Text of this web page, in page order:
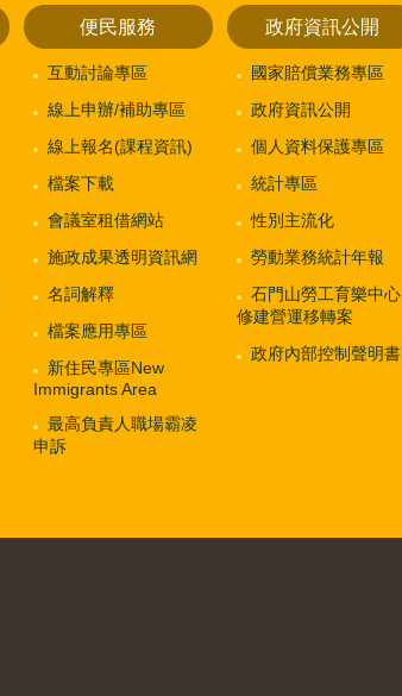
便民服務
互動討論專區
線上申辦/補助專區
線上報名(課程資訊)
檔案下載
會議室租借網站
施政成果透明資訊網
名詞解釋
檔案應用專區
新住民專區New
Immigrants Area
最高負責人職場霸凌
申訴
政府資訊公開
國家賠償業務專區
政府資訊公開
個人資料保護專區
統計專區
性別主流化
勞動業務統計年報
石門山勞工育樂中心
修建營運移轉案
政府內部控制聲明書